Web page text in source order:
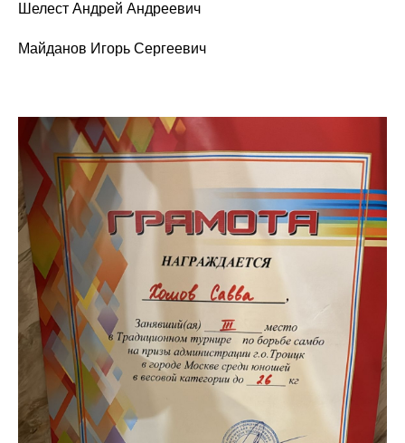
Шелест Андрей Андреевич
Майданов Игорь Сергеевич